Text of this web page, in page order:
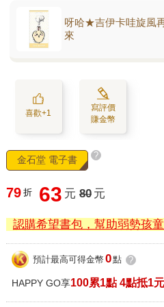
呀哈★吉伊卡哇旋風
來
喜歡+1
寫評價
賺金幣
金石堂 電子書 ?
79 折 63 元 80 元
認購希望書包，幫助弱勢孩
預計最高可得金幣 0點 ?
HAPPY GO享100累1點 4點抵1元